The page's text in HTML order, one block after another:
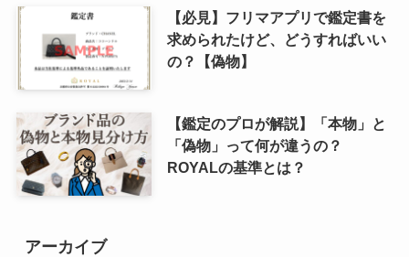
【必見】フリマアプリで鑑定書を
求められたけど、どうすればいい
の？【偽物】
【鑑定のプロが解説】「本物」と
「偽物」って何が違うの？
ROYALの基準とは？
アーカイブ